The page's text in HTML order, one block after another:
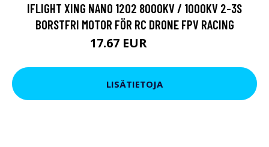
IFLIGHT XING NANO 1202 8000KV / 1000KV 2-3S
BORSTFRI MOTOR FÖR RC DRONE FPV RACING
17.67 EUR
LISÄTIETOJA